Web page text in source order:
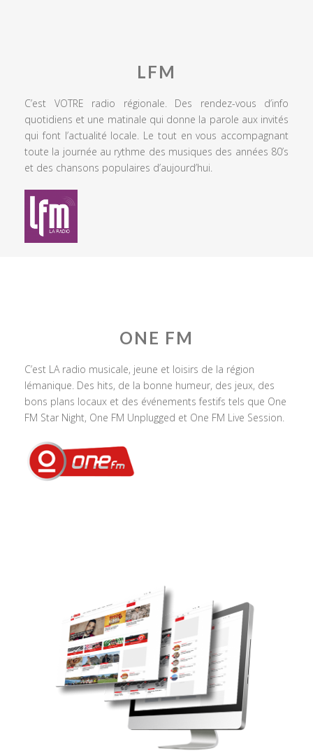
LFM
C’est VOTRE radio régionale. Des rendez-vous d’info
quotidiens et une matinale qui donne la parole aux invités
qui font l’actualité locale. Le tout en vous accompagnant
toute la journée au rythme des musiques des années 80’s
et des chansons populaires d’aujourd’hui.
ONE FM
C’est LA radio musicale, jeune et loisirs de la région
lémanique. Des hits, de la bonne humeur, des jeux, des
bons plans locaux et des événements festifs tels que One
FM Star Night, One FM Unplugged et One FM Live Session.